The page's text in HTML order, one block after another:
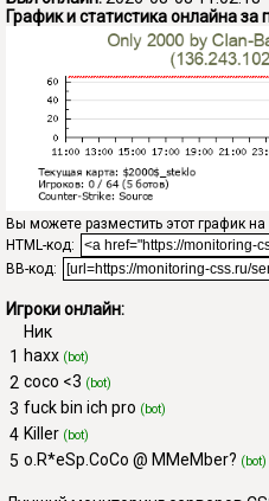
График и статистика онлайна за
Вы можете разместить этот график
HTML-код:
BB-код:
Игроки онлайн:
Ник
1 haxx (bot)
2 coco <3 (bot)
3 fuck bin ich pro (bot)
4 Killer (bot)
5 o.R*eSp.CoCo @ MMeMber? (bot)